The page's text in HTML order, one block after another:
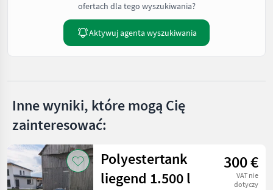
ofertach dla tego wyszukiwania?
Aktywuj agenta wyszukiwania
Inne wyniki, które mogą Cię
zainteresować:
Polyestertank
liegend 1.500 l
300 €
VAT nie
dotyczy